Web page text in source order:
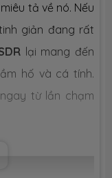
tả về nó. Nếu
giản đang rất
lại mang đến
hố và cá tính.
từ lần chạm